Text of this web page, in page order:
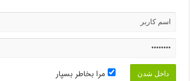
مرا بخاطر بسپار